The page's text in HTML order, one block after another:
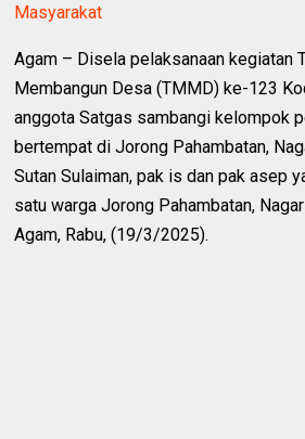
Masyarakat
Agam – Disela pelaksanaan kegiatan
Membangun Desa (TMMD) ke-123
anggota Satgas sambangi kelompok
bertempat di Jorong Pahambatan,
Sutan Sulaiman, pak is dan pak asep
satu warga Jorong Pahambatan,
Agam, Rabu, (19/3/2025).